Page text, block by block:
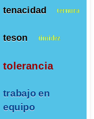
tenacidad ternura
teson timidez
tolerancia
trabajo en
equipo